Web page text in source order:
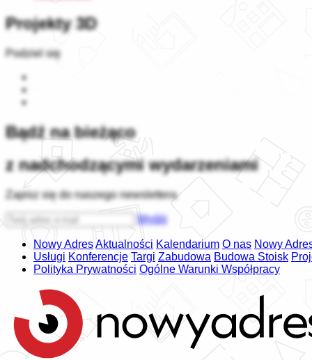
Projekty 3D
Podziel się
Bądź na bieżąco
z nadchodzącymi wydarzeniami
Zapisz się do naszego newslettera
Wyślij
Nowy AdresAktualności Kalendarium O nas Nowy
Usługi Konferencje Targi Zabudowa Budowa Stoisk
Polityka Prywatności Ogólne Warunki Współpracy